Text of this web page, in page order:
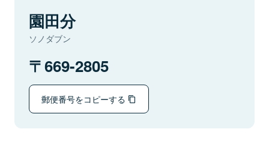
園田分
ソノダブン
669-2805
郵便番号をコピーする